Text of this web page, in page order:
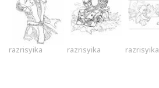
razrisyika razrisyika razrisyika